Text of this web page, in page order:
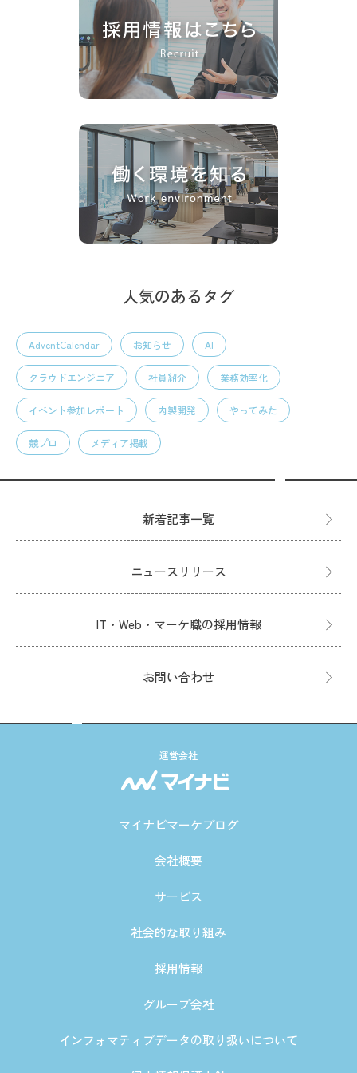
人気のあるタグ
AdventCalendar お知らせ AI
クラウドエンジニア 社員紹介 業務効率化
イベント参加レポート 内製開発 やってみた
競プロ メディア掲載
新着記事一覧
ニュースリリース
IT・Web・マーケ職の採用情報
お問い合わせ
運営会社
マイナビマーケブログ
会社概要
サービス
社会的な取り組み
採用情報
グループ会社
インフォマティブデータの取り扱いについて